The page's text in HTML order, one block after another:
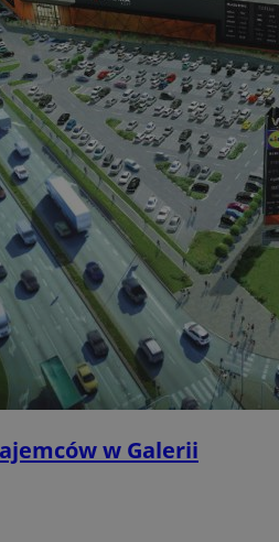
w Galerii